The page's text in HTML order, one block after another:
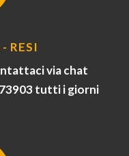
RESI
via chat
tutti i giorni